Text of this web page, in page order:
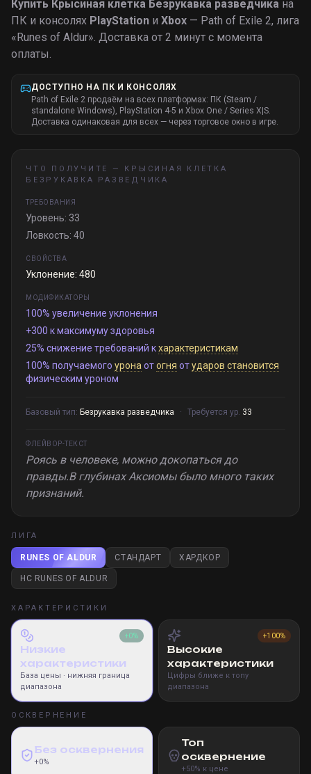
Купить Крысиная клетка Безрукавка разведчика на
ПК и консолях PlayStation и Xbox — Path of Exile 2, лига
«Runes of Aldur». Доставка от 2 минут с момента
оплаты.
ДОСТУПНО НА ПК И КОНСОЛЯХ
Path of Exile 2 продаём на всех платформах: ПК (Steam /
standalone Windows), PlayStation 4-5 и Xbox One / Series X|S.
Доставка одинаковая для всех — через торговое окно в игре.
ЧТО ПОЛУЧИТЕ — КРЫСИНАЯ КЛЕТКА
БЕЗРУКАВКА РАЗВЕДЧИКА
ТРЕБОВАНИЯ
Уровень: 33
Ловкость: 40
СВОЙСТВА
Уклонение: 480
МОДИФИКАТОРЫ
100% увеличение уклонения
+300 к максимуму здоровья
25% снижение требований кхарактеристикам
100% получаемого урона отогня отударов становится
физическим уроном
Базовый тип: Безрукавка разведчика · Требуется ур. 33
ФЛЕЙВОР-ТЕКСТ
Роясь в человеке, можно докопаться до
правды.В глубинах Аксиомы было много таких
признаний.
ЛИГА
RUNES OF ALDUR СТАНДАРТ ХАРДКОР
HC RUNES OF ALDUR
ХАРАКТЕРИСТИКИ
+0%
Низкие
характеристики
База цены · нижняя граница
диапазона
+100%
Высокие
характеристики
Цифры ближе к топу
диапазона
ОСКВЕРНЕНИЕ
Без осквернения
+0%
Топ
осквернение
+50% к цене